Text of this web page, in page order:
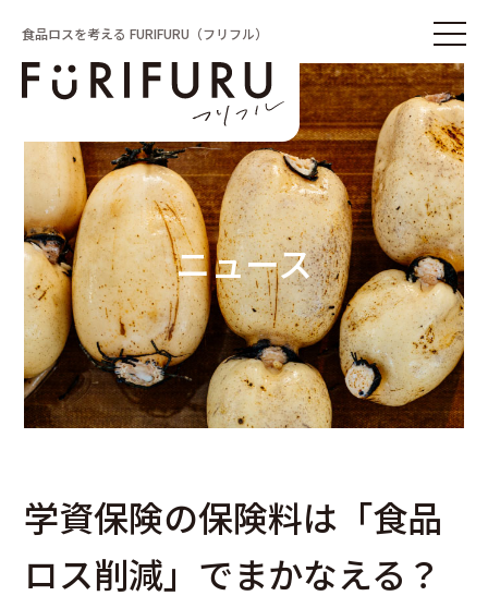
食品ロスを考える FURIFURU（フリフル）
ニュース
学資保険の保険料は「食品
ロス削減」でまかなえる？